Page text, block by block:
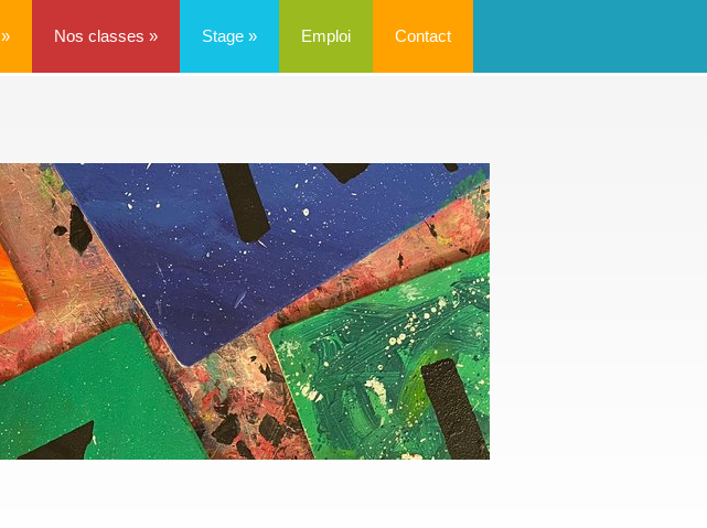
» Nos classes » Stage » Emploi Contact